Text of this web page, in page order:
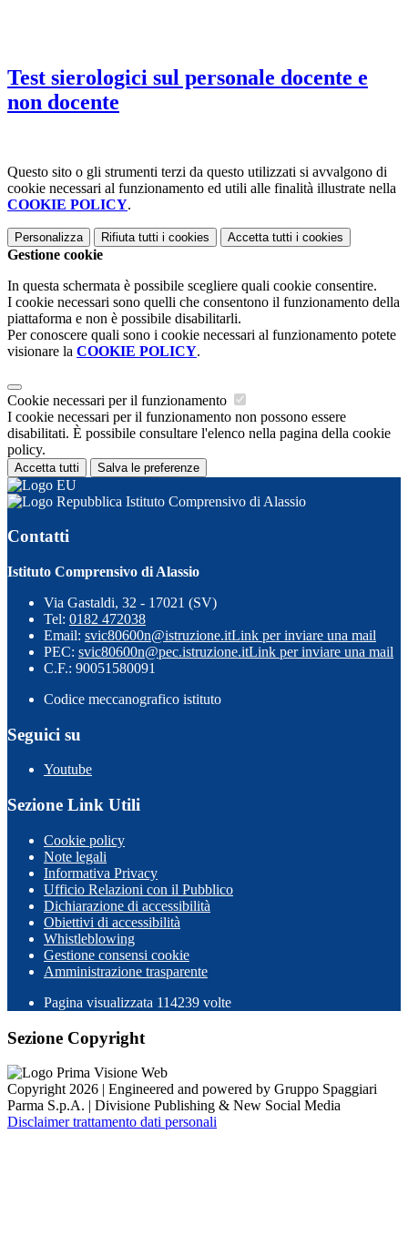
Test sierologici sul personale docente e
non docente
Questo sito o gli strumenti terzi da questo utilizzati si avvalgono di
cookie necessari al funzionamento ed utili alle finalità illustrate nella
COOKIE POLICY.
Personalizza Rifiuta tutti i cookies Accetta tutti i cookies
Gestione cookie
In questa schermata è possibile scegliere quali cookie consentire.
I cookie necessari sono quelli che consentono il funzionamento della
piattaforma e non è possibile disabilitarli.
Per conoscere quali sono i cookie necessari al funzionamento potete
visionare la COOKIE POLICY.
Cookie necessari per il funzionamento
I cookie necessari per il funzionamento non possono essere
disabilitati. È possibile consultare l'elenco nella pagina della cookie
policy.
Accetta tutti Salva le preferenze
Istituto Comprensivo di Alassio
Contatti
Istituto Comprensivo di Alassio
Via Gastaldi, 32 - 17021 (SV)
Tel: 0182 472038
Email: svic80600n@istruzione.itLink per inviare una mail
PEC: svic80600n@pec.istruzione.itLink per inviare una mail
C.F.: 90051580091
Codice meccanografico istituto
Seguici su
Youtube
Sezione Link Utili
Cookie policy
Note legali
Informativa Privacy
Ufficio Relazioni con il Pubblico
Dichiarazione di accessibilità
Obiettivi di accessibilità
Whistleblowing
Gestione consensi cookie
Amministrazione trasparente
Pagina visualizzata 114239 volte
Sezione Copyright
Copyright 2026 | Engineered and powered by Gruppo Spaggiari
Parma S.p.A. | Divisione Publishing & New Social Media
Disclaimer trattamento dati personali